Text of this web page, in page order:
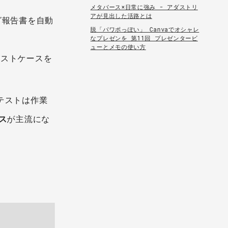
告書を自動
トケースを
ストは作業
が主流にな
メタバース×日常に強み - アダストリ
アが見出した活路とは
脱「パワポっぽい」 Canvaでオシャレ
なプレゼンを 第11回 プレゼンタービ
ューとメモの使い方